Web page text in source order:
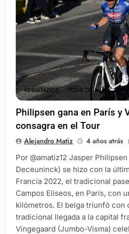
RESULTADOS TOUR DE FRANCE
Philipsen gana en París y
consagra en el Tour
Alejandro Matiz 4 años atrás
Por @amatiz12 Jasper
Deceuninck) se hizo con la
Francia 2022, el tradicional
Campos Elíseos, en París, con
kilómetros. El belga triunfó con
tradicional llegada a la capital
Vingegaard (Jumbo-Visma)